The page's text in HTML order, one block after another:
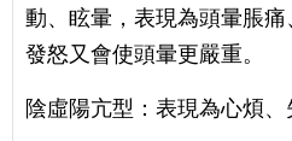
動、眩暈，表現為頭暈脹
發怒又會使頭暈更嚴重。
陰虛陽亢型：表現為心煩、